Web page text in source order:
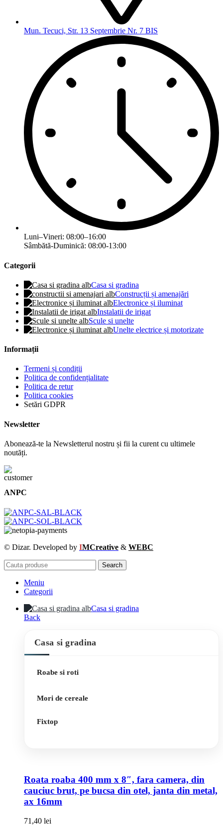
Mun. Tecuci, Str. 13 Septembrie Nr. 7 BIS
Luni–Vineri: 08:00–16:00
Sâmbătă-Duminică: 08:00-13:00
Categorii
Casa si gradina
Construcții și amenajări
Electronice și iluminat
Instalatii de irigat
Scule si unelte
Unelte electrice și motorizate
Informații
Termeni și condiții
Politica de confidențialitate
Politica de retur
Politica cookies
Setări GDPR
Newsletter
Abonează-te la Newsletterul nostru și fii la curent cu ultimele
noutăți.
ANPC
© Dizar. Developed by IMCreative & WEBC
Search
Meniu
Categorii
Casa si gradina
Back
Casa si gradina
Roabe si roti
Mori de cereale
Fixtop
Roata roaba 400 mm x 8″, fara camera, din
cauciuc brut, pe bucsa din otel, janta din metal,
ax 16mm
71,40 lei